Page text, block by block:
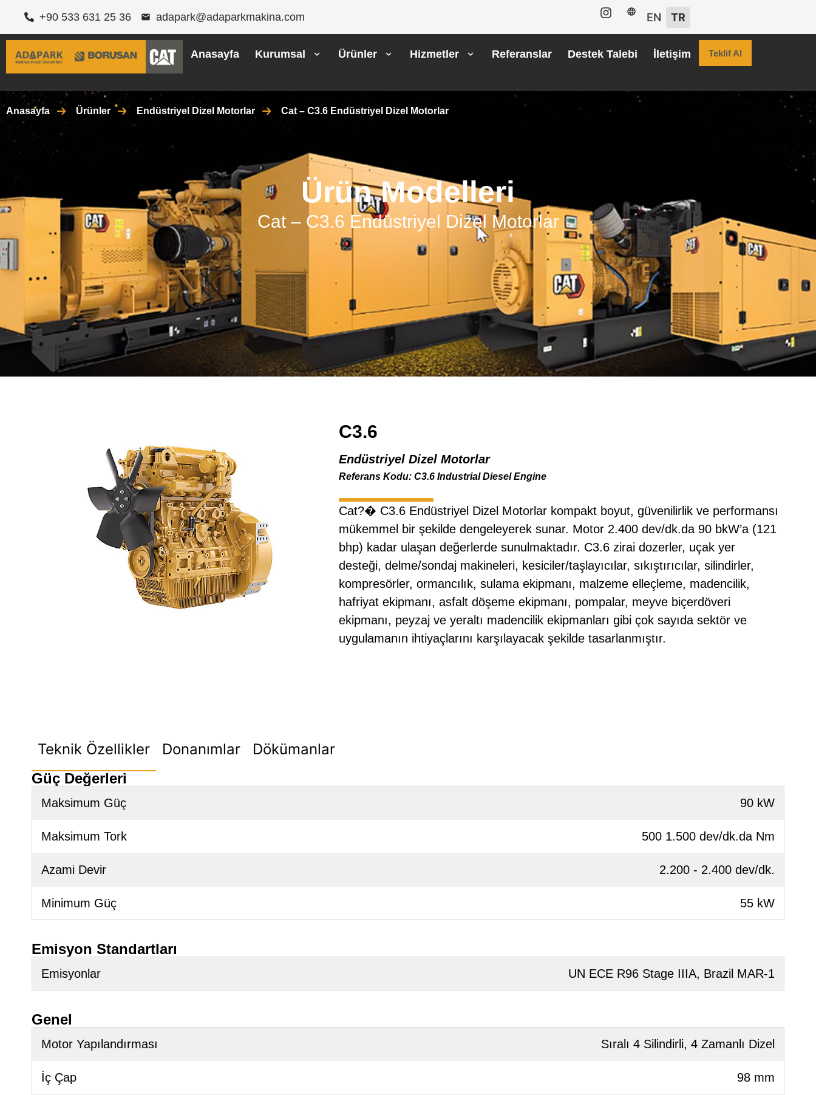
+90 533 631 25 36 adapark@adaparkmakina.com EN TR
Anasayfa Kurumsal Ürünler Hizmetler Referanslar Destek Talebi İletişim Teklif Al
Anasayfa Ürünler Endüstriyel Dizel Motorlar Cat – C3.6 Endüstriyel Dizel Motorlar
Ürün Modelleri
Cat – C3.6 Endüstriyel Dizel Motorlar
C3.6
Endüstriyel Dizel Motorlar
Referans Kodu: C3.6 Industrial Diesel Engine
Cat?� C3.6 Endüstriyel Dizel Motorlar kompakt boyut, güvenilirlik ve performansı
mükemmel bir şekilde dengeleyerek sunar. Motor 2.400 dev/dk.da 90 bkW’a (121
bhp) kadar ulaşan değerlerde sunulmaktadır. C3.6 zirai dozerler, uçak yer
desteği, delme/sondaj makineleri, kesiciler/taşlayıcılar, sıkıştırıcılar, silindirler,
kompresörler, ormancılık, sulama ekipmanı, malzeme elleçleme, madencilik,
hafriyat ekipmanı, asfalt döşeme ekipmanı, pompalar, meyve biçerdöveri
ekipmanı, peyzaj ve yeraltı madencilik ekipmanları gibi çok sayıda sektör ve
uygulamanın ihtiyaçlarını karşılayacak şekilde tasarlanmıştır.
Teknik Özellikler Donanımlar Dökümanlar
Güç Değerleri
Maksimum Güç 90 kW
Maksimum Tork 500 1.500 dev/dk.da Nm
Azami Devir 2.200 - 2.400 dev/dk.
Minimum Güç 55 kW
Emisyon Standartları
Emisyonlar UN ECE R96 Stage IIIA, Brazil MAR-1
Genel
Motor Yapılandırması Sıralı 4 Silindirli, 4 Zamanlı Dizel
İç Çap 98 mm